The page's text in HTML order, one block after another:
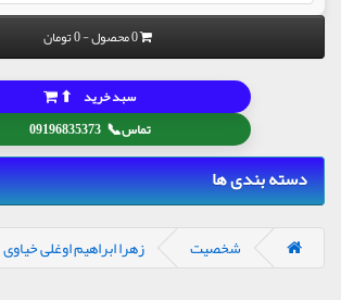
0 محصول - 0 تومان
تماس📞
09196835373
سبد خرید ⬆
دسته بندی ها
شخصیت زهرا ابراهیم اوغلی خیاوی